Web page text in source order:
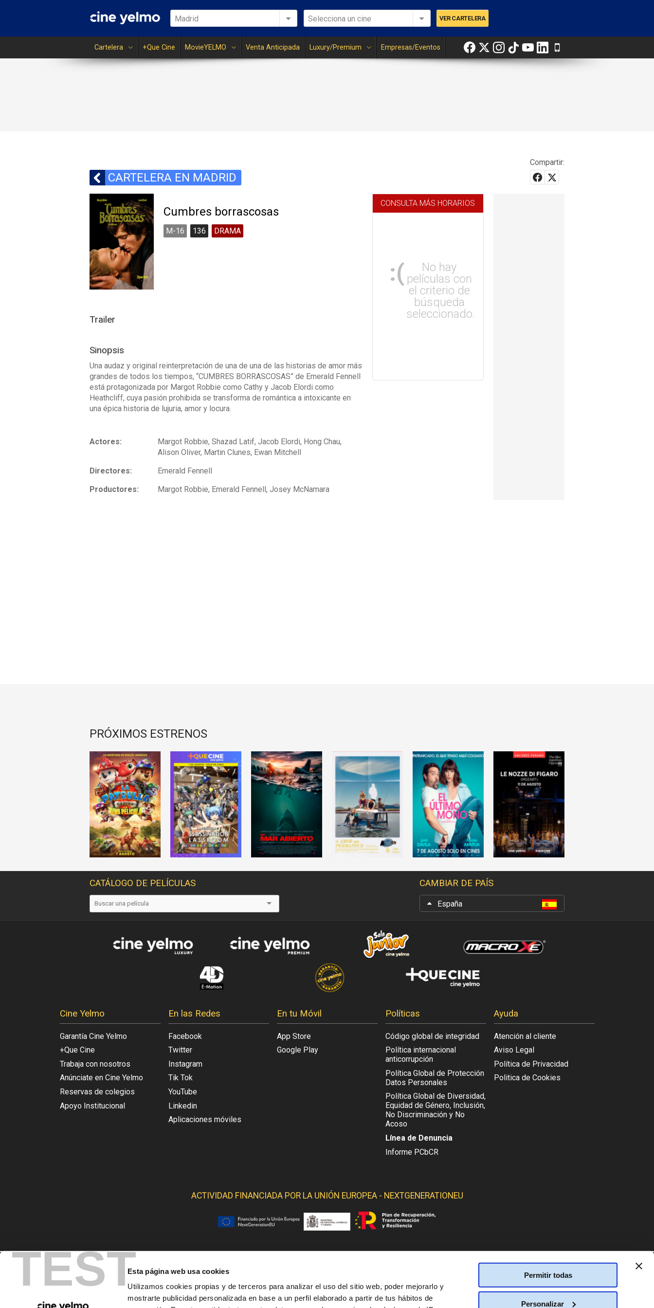
TESTEsta página web usa cookies
Utilizamos cookies propias y de terceros para analizar el uso del sitio web, poder mejorarlo y
mostrarte publicidad personalizada en base a un perfil elaborado a partir de tus hábitos de
Permitir todas
Personalizar
Madrid Selecciona un cine
Cartelera +Que Cine MovieYELMO Venta Anticipada Luxury/Premium Empresas/Eventos
CARTELERA EN MADRID
Compartir:
Cumbres borrascosas
M-16 136 DRAMA
Trailer
Sinopsis
Una audaz y original reinterpretación de una de una de las historias de amor más
grandes de todos los tiempos, “CUMBRES BORRASCOSAS” de Emerald Fennell
está protagonizada por Margot Robbie como Cathy y Jacob Elordi como
Heathcliff, cuya pasión prohibida se transforma de romántica a intoxicante en
una épica historia de lujuria, amor y locura.
Actores:
Margot Robbie, Shazad Latif, Jacob Elordi, Hong Chau,
Alison Oliver, Martin Clunes, Ewan Mitchell
Directores:
Emerald Fennell
Productores:
Margot Robbie, Emerald Fennell, Josey McNamara
CONSULTA MÁS HORARIOS
:(
No hay
películas con
el criterio de
búsqueda
seleccionado.
PRÓXIMOS ESTRENOS
CATÁLOGO DE PELÍCULAS CAMBIAR DE PAÍS
España
Cine Yelmo
Garantía Cine Yelmo
+Que Cine
Trabaja con nosotros
Anúnciate en Cine Yelmo
Reservas de colegios
Apoyo Institucional
En las Redes
Facebook
Twitter
Instagram
Tik Tok
YouTube
Linkedin
Aplicaciones móviles
En tu Móvil
App Store
Google Play
Políticas
Código global de integridad
Política internacional
anticorrupción
Política Global de Protección
Datos Personales
Política Global de Diversidad,
Equidad de Género, Inclusión,
No Discriminación y No
Acoso
Línea de Denuncia
Informe PCbCR
Ayuda
Atención al cliente
Aviso Legal
Política de Privacidad
Politica de Cookies
ACTIVIDAD FINANCIADA POR LA UNIÓN EUROPEA - NEXTGENERATIONEU
CINE YELMO OBTIENE SOPORTE DE LOS SIGUIENTES ORGANISMOS: